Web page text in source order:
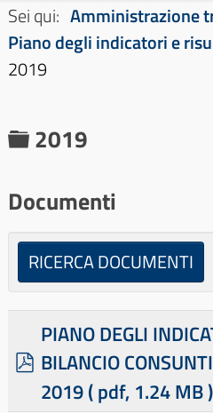
Sei qui: Amministrazione
Piano degli indicatori e
2019
C
r
e
l
l
2019
Documenti
RICERCA DOCUMENTI
p
d
PIANO DEGLI
BILANCIO
2019( pdf, 1.24 MB )